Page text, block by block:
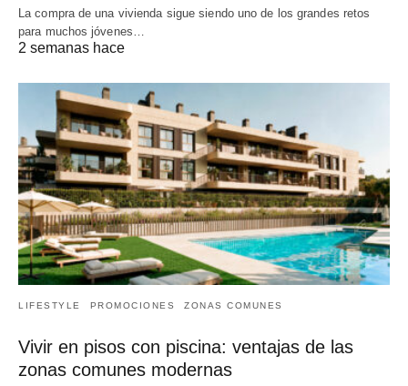
La compra de una vivienda sigue siendo uno de los grandes retos
para muchos jóvenes…
2 semanas hace
LIFESTYLE PROMOCIONES ZONAS COMUNES
Vivir en pisos con piscina: ventajas de las
zonas comunes modernas